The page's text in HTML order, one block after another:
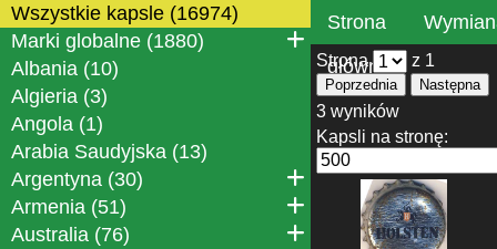
Wszystkie kapsle (16974)
Marki globalne (1880)
Albania (10)
Algieria (3)
Angola (1)
Arabia Saudyjska (13)
Argentyna (30)
Armenia (51)
Australia (76)
Strona
główna
Strona z 1
Poprzednia Następna
3 wyników
Kapsli na stronę: